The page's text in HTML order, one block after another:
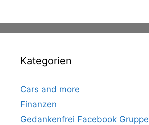
Kategorien
Cars and more
Finanzen
Gedankenfrei Facebook Gruppe